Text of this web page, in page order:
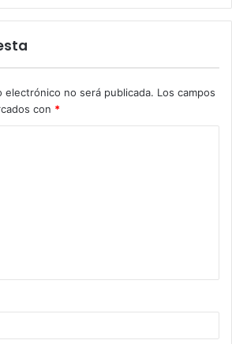
electrónico no será publicada. Los campos
con *